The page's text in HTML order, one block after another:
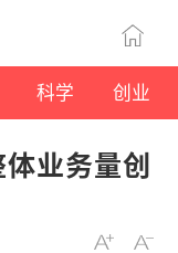
科学 创业
业务量创